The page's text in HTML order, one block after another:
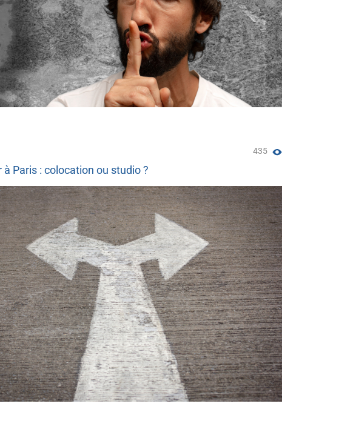
435
à Paris : colocation ou studio ?